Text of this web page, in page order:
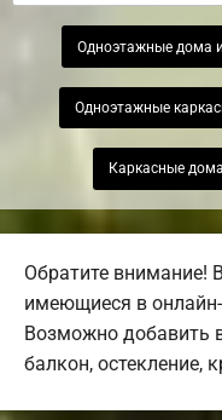
Одноэтажные дома
Одноэтажные
Каркасные
Обратите внимание!
имеющиеся в
Возможно добавить
балкон, остекление,